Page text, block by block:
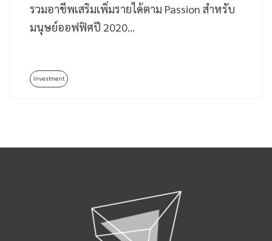
รวมอาชีพเสริมเพิ่มรายได้ตาม Passion สำหรับ
มนุษย์ออฟฟิศปี 2020…
Investment